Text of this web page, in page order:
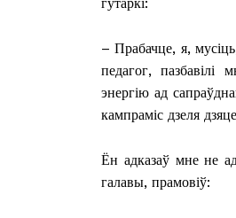
– Прабачце, я,
педагог, пазбавілі
энергію ад
кампраміс дзеля
Ён адказаў мне не
галавы, прамовіў: